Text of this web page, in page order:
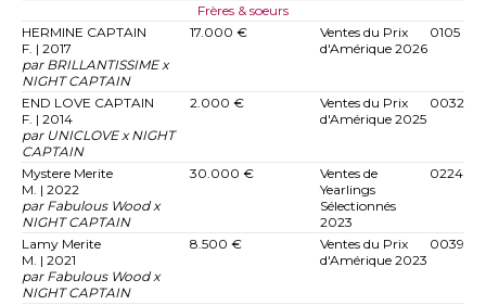
Frères & soeurs
HERMINE CAPTAIN
F. | 2017
par BRILLANTISSIME x
NIGHT CAPTAIN
17.000 €
Ventes du Prix
d'Amérique 2026
0105
END LOVE CAPTAIN
F. | 2014
par UNICLOVE x NIGHT
CAPTAIN
2.000 €
Ventes du Prix
d'Amérique 2025
0032
Mystere Merite
M. | 2022
par Fabulous Wood x
NIGHT CAPTAIN
30.000 €
Ventes de
Yearlings
Sélectionnés
2023
0224
Lamy Merite
M. | 2021
par Fabulous Wood x
NIGHT CAPTAIN
8.500 €
Ventes du Prix
d'Amérique 2023
0039